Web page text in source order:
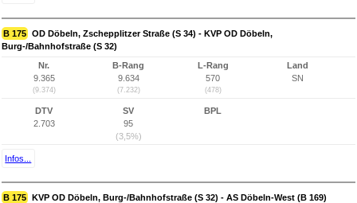
B 175 OD Döbeln, Zschepplitzer Straße (S 34) - KVP OD Döbeln,
Burg-/Bahnhofstraße (S 32)
Nr.
9.365
(9.374)
B-Rang
9.634
(7.232)
L-Rang
570
(478)
Land
SN
DTV
2.703
SV
95
(3,5%)
BPL
Infos...
B 175 KVP OD Döbeln, Burg-/Bahnhofstraße (S 32) - AS Döbeln-West (B 169)